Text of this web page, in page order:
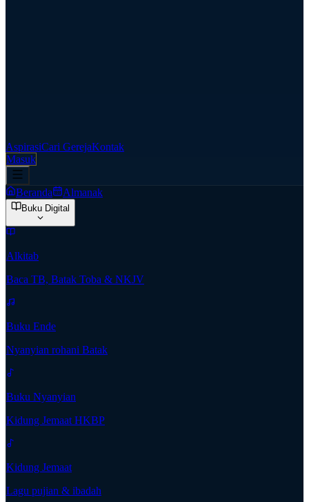
AspirasiCari GerejaKontak
Masuk
Beranda Almanak
Buku Digital
Alkitab
Baca TB, Batak Toba & NKJV
Buku Ende
Nyanyian rohani Batak
Buku Nyanyian
Kidung Jemaat HKBP
Kidung Jemaat
Lagu pujian & ibadah